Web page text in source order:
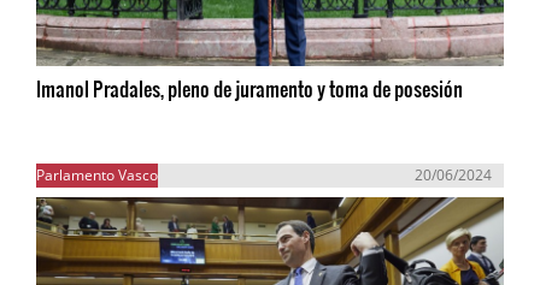
Imanol Pradales, pleno de juramento y toma de posesión
Parlamento Vasco 20/06/2024